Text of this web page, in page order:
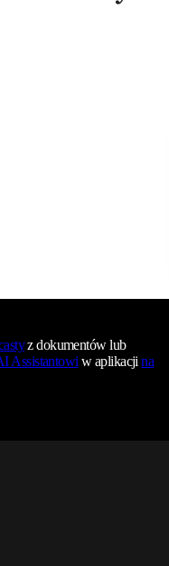
z dokumentów lub
Assistantowiw aplikacjina